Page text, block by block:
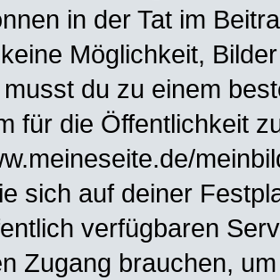
in der Tat im
Möglichkeit,
du zu einem
für die Öffentlichkeit
sich auf deiner
verfügbaren
Zugang brauchen,